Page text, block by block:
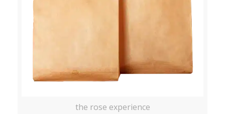
the rose experience